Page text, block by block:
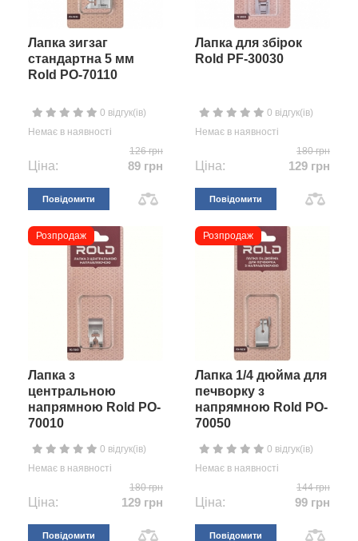
Лапка зигзаг
стандартна 5 мм
Rold PO-70110
0 відгук(ів)
Немає в наявності
126 грн
Ціна: 89 грн
Повідомити
Лапка для збірок
Rold PF-30030
0 відгук(ів)
Немає в наявності
180 грн
Ціна: 129 грн
Повідомити
Розпродаж
Лапка з
центральною
напрямною Rold PO-
70010
0 відгук(ів)
Немає в наявності
180 грн
Ціна: 129 грн
Повідомити
Розпродаж
Лапка 1/4 дюйма для
печворку з
напрямною Rold PO-
70050
0 відгук(ів)
Немає в наявності
144 грн
Ціна: 99 грн
Повідомити